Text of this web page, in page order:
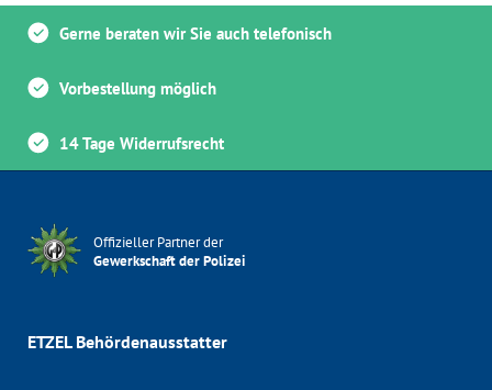
Gerne beraten wir Sie auch telefonisch
Vorbestellung möglich
14 Tage Widerrufsrecht
Offizieller Partner der
Gewerkschaft der Polizei
ETZEL Behördenausstatter